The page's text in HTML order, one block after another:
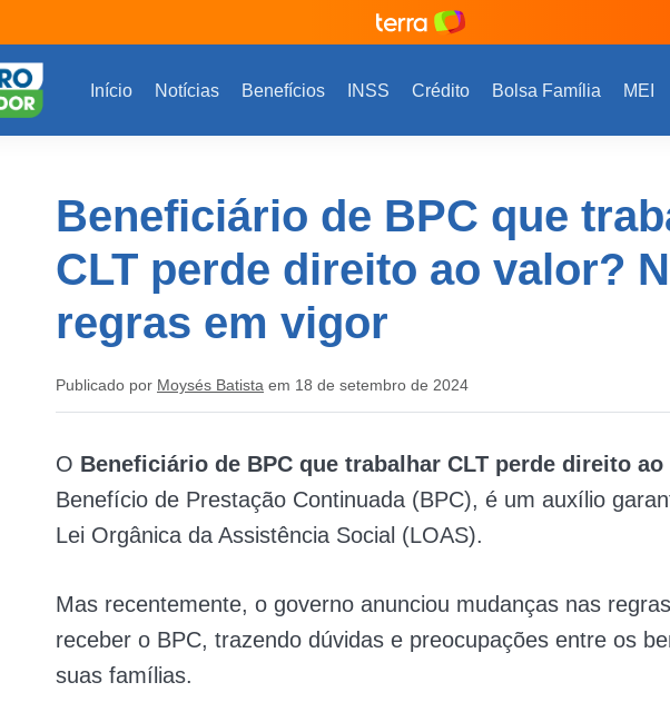
Início Notícias Benefícios INSS Crédito Bolsa Família MEI
Beneficiário de BPC que
CLT perde direito ao valor?
regras em vigor
Publicado por Moysés Batista em 18 de setembro de 2024
O Beneficiário de BPC que trabalhar CLT perde direito
Benefício de Prestação Continuada (BPC), é um auxílio
Lei Orgânica da Assistência Social (LOAS).
Mas recentemente, o governo anunciou mudanças nas
receber o BPC, trazendo dúvidas e preocupações entre os
suas famílias.